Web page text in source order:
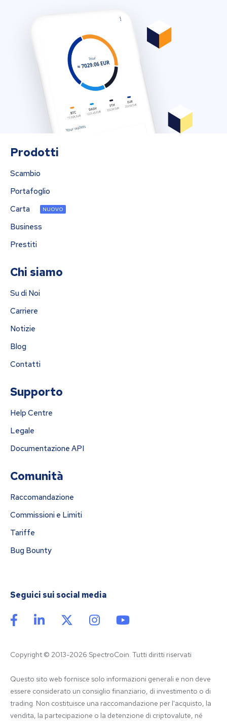
Prodotti
Scambio
Portafoglio
Carta
NUOVO
Business
Prestiti
Chi siamo
Su di Noi
Carriere
Notizie
Blog
Contatti
Supporto
Help Centre
Legale
Documentazione API
Comunità
Raccomandazione
Commissioni e Limiti
Tariffe
Bug Bounty
Seguici sui social media
Copyright © 2013-2026 SpectroCoin. Tutti diritti riservati
Questo sito web fornisce solo informazioni generali e non deve
essere considerato un consiglio finanziario, di investimento o di
trading. Non costituisce una raccomandazione per l'acquisto, la
vendita, la partecipazione o la detenzione di criptovalute, né